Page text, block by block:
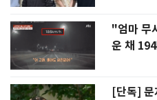
"엄마 무
운 채
[단독]